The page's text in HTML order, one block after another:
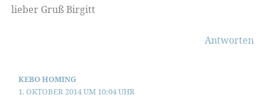
lieber Gruß Birgitt
Antworten
KEBO HOMING
1. OKTOBER 2014 UM 10:04 UHR